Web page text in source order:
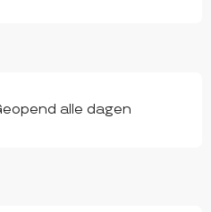
alle dagen